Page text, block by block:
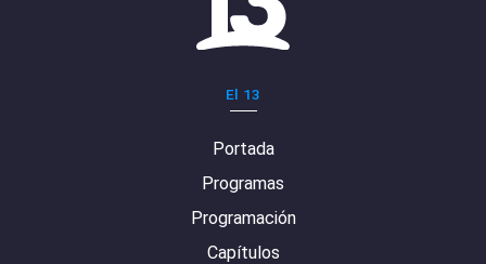
El 13
Portada
Programas
Programación
Capítulos